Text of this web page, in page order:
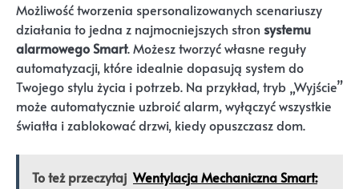
Możliwość tworzenia spersonalizowanych scenariuszy
działania to jedna z najmocniejszych stron systemu
alarmowego Smart. Możesz tworzyć własne reguły
automatyzacji, które idealnie dopasują system do
Twojego stylu życia i potrzeb. Na przykład, tryb „Wyjście”
może automatycznie uzbroić alarm, wyłączyć wszystkie
światła i zablokować drzwi, kiedy opuszczasz dom.
To też przeczytaj Wentylacja Mechaniczna Smart: